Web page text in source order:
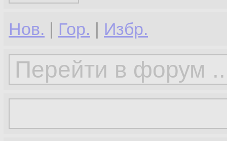
Нов. | Гор. | Избр.